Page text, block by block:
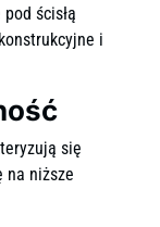
ścisłą
i
się
na niższe